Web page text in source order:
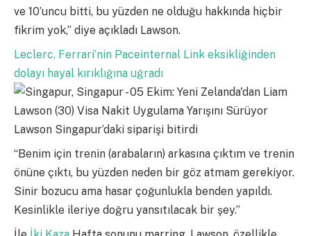
ve 10’uncu bitti, bu yüzden ne olduğu hakkında hiçbir
fikrim yok,” diye açıkladı Lawson.
Leclerc, Ferrari’nin Paceinternal Link eksikliğinden
dolayı hayal kırıklığına uğradı
Lawson Singapur’daki siparişi bitirdi
“Benim için trenin (arabaların) arkasına çıktım ve trenin
önüne çıktı, bu yüzden neden bir göz atmam gerekiyor.
Sinir bozucu ama hasar çoğunlukla benden yapıldı.
Kesinlikle ileriye doğru yansıtılacak bir şey.”